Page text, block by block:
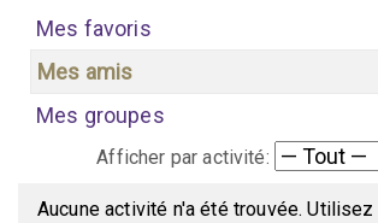
Mes favoris
Mes amis
Mes groupes
Afficher par activité:
Aucune activité n'a été trouvée.